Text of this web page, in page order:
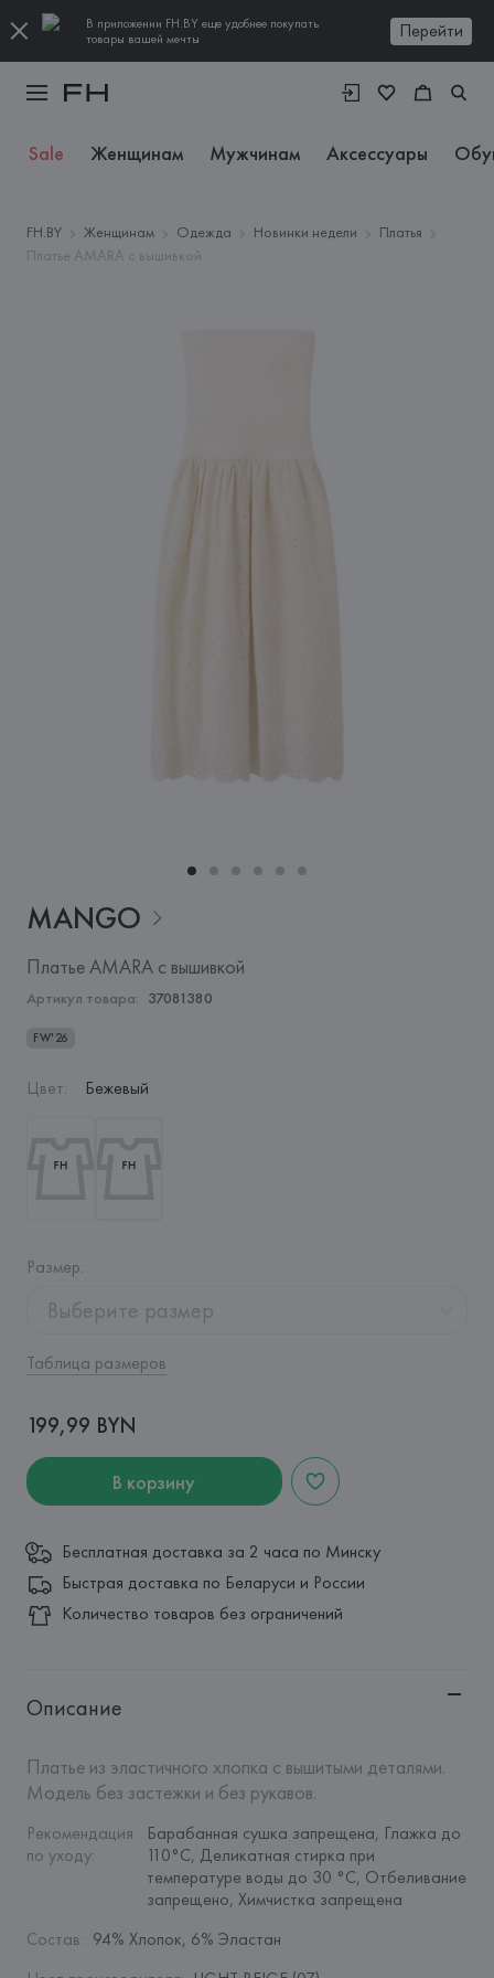
В приложении FH.BY еще удобнее покупать
товары вашей мечты
Перейти
Sale Женщинам Мужчинам Аксессуары
FH.BY Женщинам Одежда Новинки недели
Платья
Платье AMARA с вышивкой
MANGO
Платье AMARA с вышивкой
Артикул товара: 37081380
FW'26
Цвет: Бежевый
Размер:
Выберите размер
Таблица размеров
199,99 BYN
В корзину
Бесплатная доставка за 2 часа по Минску
Быстрая доставка по Беларуси и России
Количество товаров без ограничений
Описание
Платье из эластичного хлопка с вышитыми деталями.
Модель без застежки и без рукавов.
Рекомендация
по уходу:
Барабанная сушка запрещена, Глажка до
110°C, Деликатная стирка при
температуре воды до 30 °C, Отбеливание
запрещено, Химчистка запрещена
Состав: 94% Хлопок, 6% Эластан